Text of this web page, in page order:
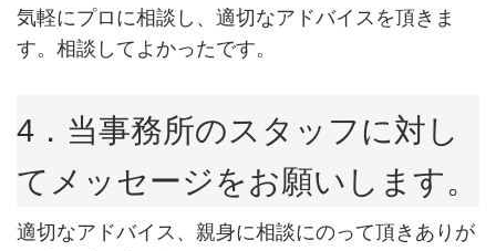
気軽にプロに相談し、適切なアドバイスを頂きま
す。相談してよかったです。
4．当事務所のスタッフに対し
てメッセージをお願いします。
適切なアドバイス、親身に相談にのって頂きありが